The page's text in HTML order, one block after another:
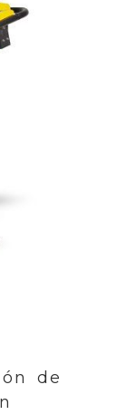
de